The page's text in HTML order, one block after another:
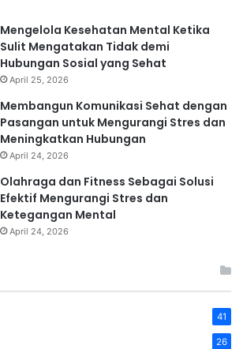
Mengelola Kesehatan Mental Ketika
Sulit Mengatakan Tidak demi
Hubungan Sosial yang Sehat
April 25, 2026
Membangun Komunikasi Sehat dengan
Pasangan untuk Mengurangi Stres dan
Meningkatkan Hubungan
April 24, 2026
Olahraga dan Fitness Sebagai Solusi
Efektif Mengurangi Stres dan
Ketegangan Mental
April 24, 2026
41
26